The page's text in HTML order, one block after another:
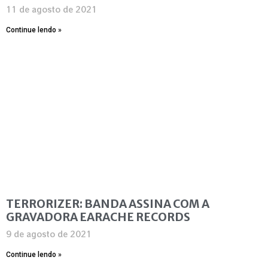
11 de agosto de 2021
Continue lendo »
TERRORIZER: BANDA ASSINA COM A
GRAVADORA EARACHE RECORDS
9 de agosto de 2021
Continue lendo »